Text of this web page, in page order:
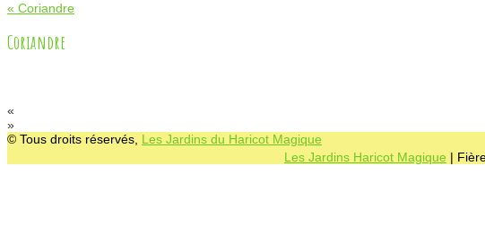
« Coriandre
Coriandre
«
»
© Tous droits réservés, Les Jardins du Haricot Magique
Les Jardins Haricot Magique |